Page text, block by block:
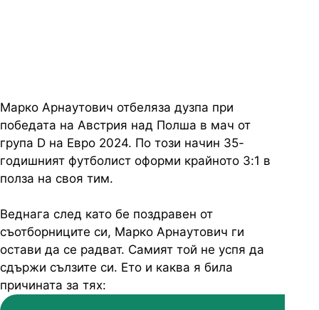
Марко Арнаутович отбеляза дузпа при
победата на Австрия над Полша в мач от
група D на Евро 2024. По този начин 35-
годишният футболист оформи крайното 3:1 в
полза на своя тим.
Веднага след като бе поздравен от
съотборниците си, Марко Арнаутович ги
остави да се радват. Самият той не успя да
сдържи сълзите си. Ето и каква я била
причината за тях: